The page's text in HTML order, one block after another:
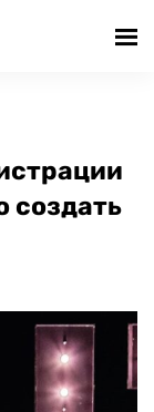
создать